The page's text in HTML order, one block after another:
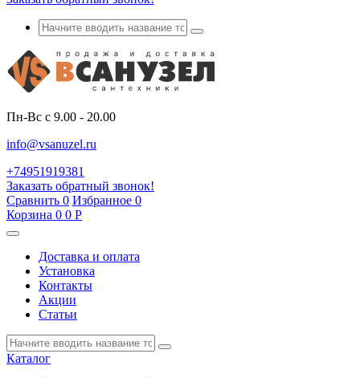
Пн-Вс с 9.00 - 20.00
info@vsanuzel.ru
+74951919381
Заказать обратный звонок!
Сравнить 0 Избранное 0
Корзина 0 0 Р
Доставка и оплата
Установка
Контакты
Акции
Статьи
Каталог